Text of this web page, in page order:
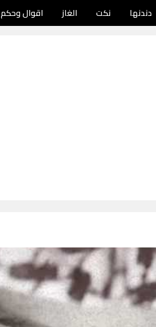
دندنها نكت الغاز اقوال وحكم